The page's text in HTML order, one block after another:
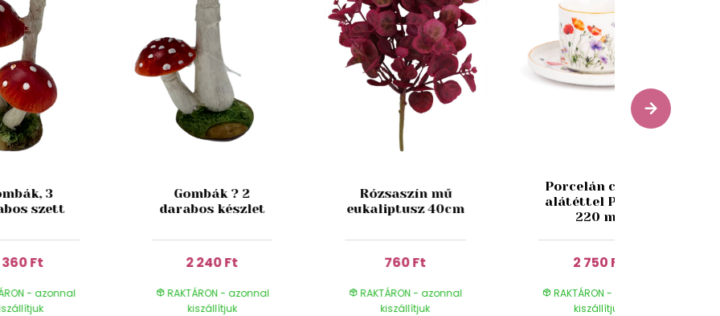
3
szett
360 Ft
- azonnal
Gombák ? 2
darabos készlet
2 240 Ft
RAKTÁRON - azonnal
kiszállítjuk
Rózsaszín mű
eukaliptusz 40cm
760 Ft
RAKTÁRON - azonnal
kiszállítjuk
Porcelán csésze
alátéttel Pipacs
220 ml
2 750 Ft
RAKTÁRON - azonnal
kiszállítjuk